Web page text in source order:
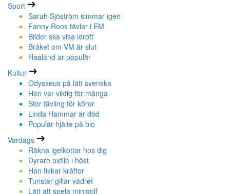
Sport
Sarah Sjöström simmar igen
Fanny Roos tävlar i EM
Bilder ska visa idrott
Bråket om VM är slut
Haaland är populär
Kultur
Odysseus på lätt svenska
Hon var viktig för många
Stor tävling för körer
Linda Hammar är död
Populär hjälte på bio
Vardags
Räkna igelkottar hos dig
Dyrare oxfilé i höst
Han fiskar kräftor
Turister gillar vädret
Lätt att spela minigolf